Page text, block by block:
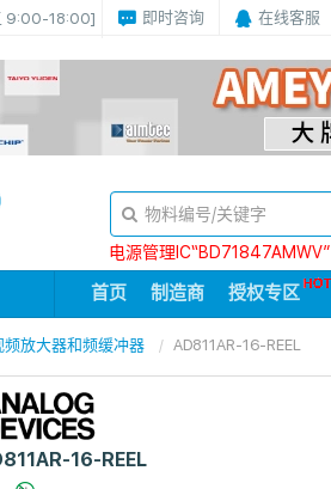
9:00-18:00] 即时咨询 在线客服
电源管理IC“BD71847AMWV”
首页 制造商 授权专区
放大器和频缓冲器 AD811AR-16-REEL
16-REEL